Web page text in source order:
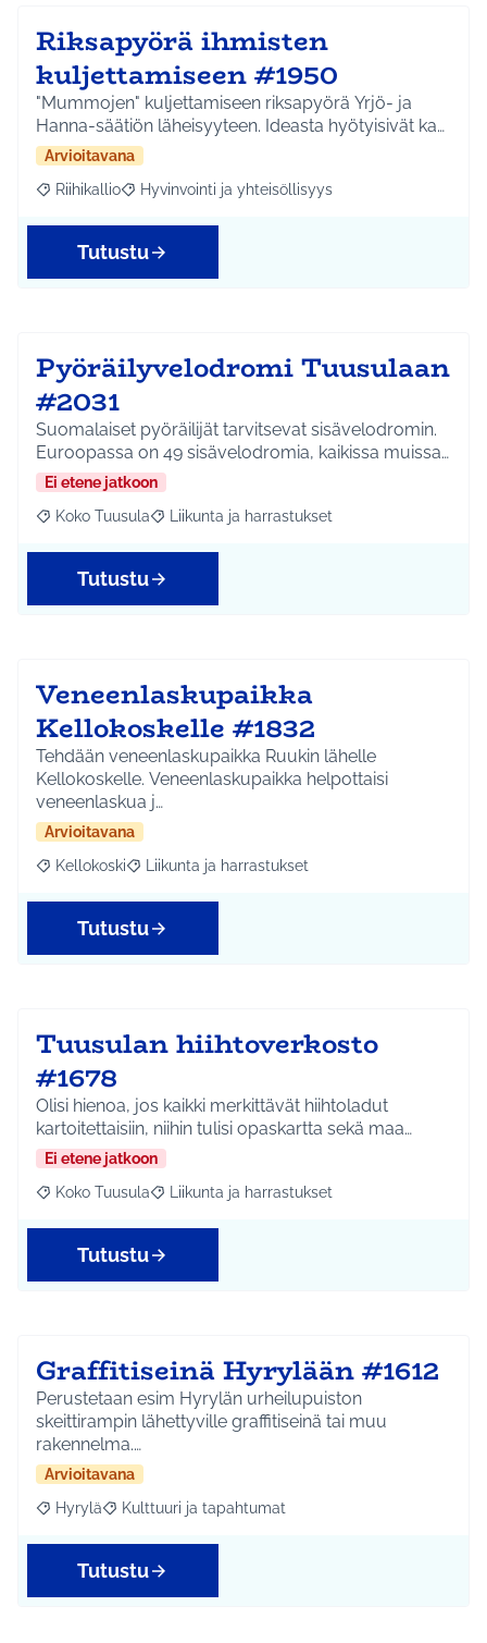
Riksapyörä ihmisten
kuljettamiseen #1950
"Mummojen" kuljettamiseen riksapyörä Yrjö- ja
Hanna-säätiön läheisyyteen. Ideasta hyötyisivät ka…
Arvioitavana
Rajaa tulokset aihepiirin mukaan: Riihikallio
Riihikallio Rajaa tulokset teeman mukaan: Hyvinvointi ja
Hyvinvointi ja yhteisöllisyys
Tutustu
Pyöräilyvelodromi Tuusulaan
#2031
Suomalaiset pyöräilijät tarvitsevat sisävelodromin.
Euroopassa on 49 sisävelodromia, kaikissa muissa…
Ei etene jatkoon
Rajaa tulokset aihepiirin mukaan: Koko Tuusula
Koko Tuusula Rajaa tulokset teeman mukaan: Liikunta ja
Liikunta ja harrastukset
Tutustu
Veneenlaskupaikka
Kellokoskelle #1832
Tehdään veneenlaskupaikka Ruukin lähelle
Kellokoskelle. Veneenlaskupaikka helpottaisi
veneenlaskua j…
Arvioitavana
Rajaa tulokset aihepiirin mukaan: Kellokoski
Kellokoski Rajaa tulokset teeman mukaan: Liikunta ja
Liikunta ja harrastukset
Tutustu
Tuusulan hiihtoverkosto
#1678
Olisi hienoa, jos kaikki merkittävät hiihtoladut
kartoitettaisiin, niihin tulisi opaskartta sekä maa…
Ei etene jatkoon
Rajaa tulokset aihepiirin mukaan: Koko Tuusula
Koko Tuusula Rajaa tulokset teeman mukaan: Liikunta ja
Liikunta ja harrastukset
Tutustu
Graffitiseinä Hyrylään #1612
Perustetaan esim Hyrylän urheilupuiston
skeittirampin lähettyville graffitiseinä tai muu
rakennelma.…
Arvioitavana
Rajaa tulokset aihepiirin mukaan: Hyrylä
Hyrylä Rajaa tulokset teeman mukaan: Kulttuuri ja
Kulttuuri ja tapahtumat
Tutustu